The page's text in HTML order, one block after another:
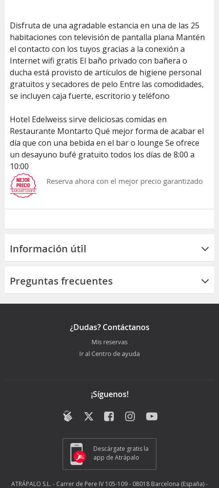
Disfruta de una agradable estancia en una de las 25
habitaciones con televisión de pantalla plana Mantén
el contacto con los tuyos gracias a la conexión a
Internet wifi gratis El baño privado con bañera o
ducha está provisto de artículos de higiene personal
gratuitos y secadores de pelo Entre las comodidades,
se incluyen caja fuerte, escritorio y teléfono
Hotel Edelweiss sirve deliciosas comidas en
Restaurante Montarto Qué mejor forma de acabar el
día que con una bebida en el bar o lounge Se ofrece
un desayuno bufé gratuito todos los días de 8:00 a
10:00
Reserva ahora con el mejor precio garantizado
Información útil
Preguntas frecuentes
¿Dudas? Contáctanos
Mis reservas
Ir al Centro de ayuda
¡Síguenos!
Descárgate gratis la
app de Atrápalo
ATRÁPALO S.L. - Carrer de Pere IV 105-109 - 08018 Barcelona (España) -